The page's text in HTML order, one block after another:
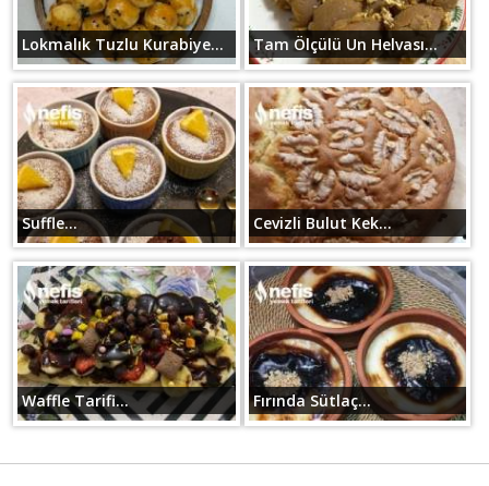
Lokmalık Tuzlu Kurabiye... Tam Ölçülü Un Helvası...
Suffle... Cevizli Bulut Kek...
Waffle Tarifi... Fırında Sütlaç...